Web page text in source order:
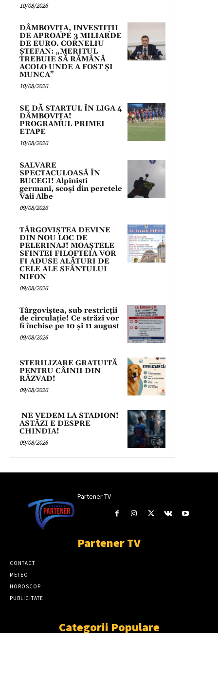
10/08/2026
DÂMBOVIȚA, INVESTIȚII
DE APROAPE 3 MILIARDE
DE EURO. CORNELIU
ȘTEFAN: „MERITUL
TREBUIE SĂ RĂMÂNĂ
ACOLO UNDE A FOST ȘI
MUNCA”
10/08/2026
SE DĂ STARTUL ÎN LIGA 4
DÂMBOVIȚA!
PROGRAMUL PRIMEI
ETAPE
10/08/2026
SALVARE
SPECTACULOASĂ ÎN
BUCEGI! Alpiniști
germani, scoși din peretele
Văii Albe
09/08/2026
TÂRGOVIȘTEA DEVINE
DIN NOU LOC DE
PELERINAJ! MOAȘTELE
SFINTEI FILOFTEIA VOR
FI ADUSE ALĂTURI DE
CELE ALE SFÂNTULUI
NIFON
09/08/2026
Târgoviștea, sub restricții
de circulație! Ce străzi vor
fi închise pe 10 și 11 august
09/08/2026
STERILIZARE GRATUITĂ
PENTRU CÂINII DIN
RĂZVAD!
09/08/2026
NE VEDEM LA STADION!
ASTĂZI E DESPRE
CHINDIA!
09/08/2026
Partener TV
Partener TV
CONTACT
METEO
HOROSCOP
PUBLICITATE
Categorii Populare